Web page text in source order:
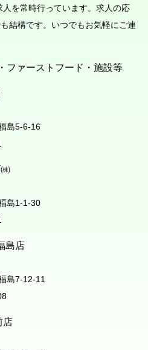
を常時行っています。求人の応
結構です。いつでもお気軽にご連
ファーストフード・施設等
島5-6-16
島1-1-30
島店
島7-12-11
店